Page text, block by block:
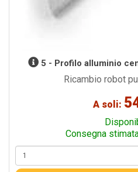
5 - Profilo alluminio
Ricambio robot
A soli:
Consegna